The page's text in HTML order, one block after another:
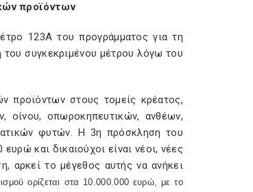
προϊόντων
123Α του προγράμματος για τη
του συγκεκριμένου μέτρου λόγω του
προϊόντων στους τομείς κρέατος,
οίνου, οπωροκηπευτικών, ανθέων,
φυτών. Η 3η πρόσκληση του
και δικαιούχοι είναι νέοι, νέες
αρκεί το μέγεθος αυτής να ανήκει
ορίζεται στα 10.000.000 ευρώ, με το